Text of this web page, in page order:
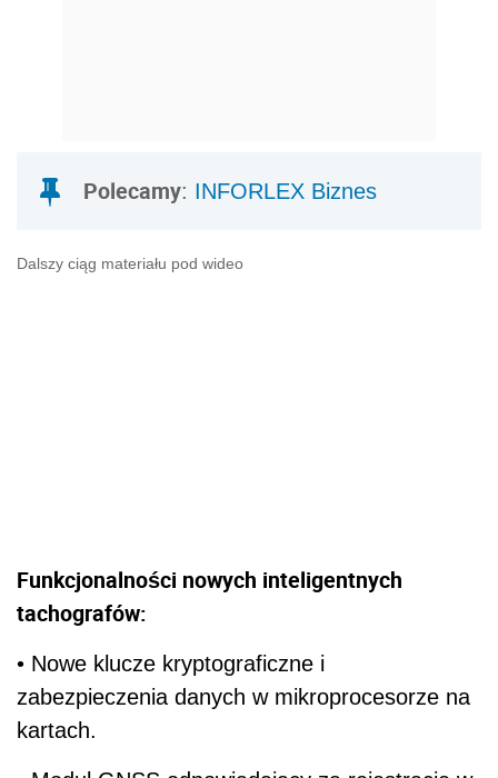
Polecamy: INFORLEX Biznes
Dalszy ciąg materiału pod wideo
Funkcjonalności nowych inteligentnych
tachografów:
• Nowe klucze kryptograficzne i
zabezpieczenia danych w mikroprocesorze na
kartach.